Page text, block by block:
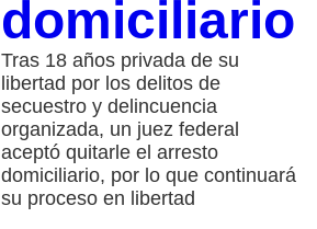
domiciliario
Tras 18 años privada de su
libertad por los delitos de
secuestro y delincuencia
organizada, un juez federal
aceptó quitarle el arresto
domiciliario, por lo que continuará
su proceso en libertad